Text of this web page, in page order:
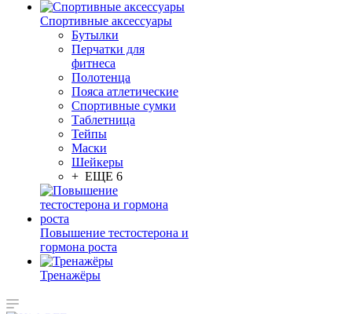
Спортивные аксессуары
Бутылки
Перчатки для
фитнеса
Полотенца
Пояса атлетические
Спортивные сумки
Таблетница
Тейпы
Маски
Шейкеры
+ ЕЩЕ 6
Повышение тестостерона и
гормона роста
Тренажёры